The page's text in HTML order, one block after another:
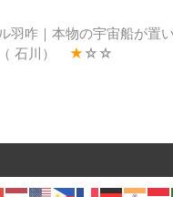
羽咋｜本物の宇宙船が置
石川） ★ ☆☆